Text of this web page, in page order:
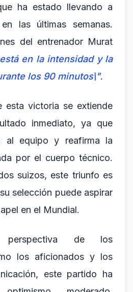
ha estado llevando a
las últimas semanas.
del entrenador Murat
en la intensidad y la
los 90 minutos\".
esta victoria se extiende
inmediato, ya que
al equipo y reafirma la
por el cuerpo técnico.
suizos, este triunfo es
selección puede aspirar
en el Mundial.
de los
los aficionados y los
este partido ha